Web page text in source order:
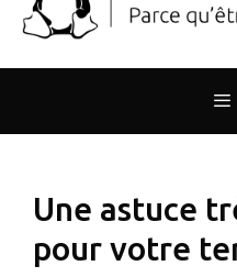
Une astuce
pour votre